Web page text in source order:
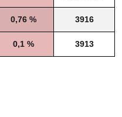
0,76 % 3916
0,1 % 3913